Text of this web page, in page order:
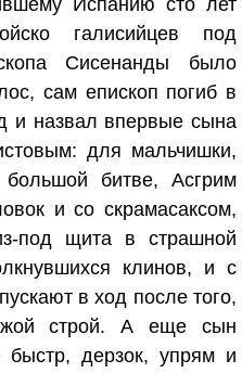
Испанию сто лет
галисийцев под
Сисенанды было
сам епископ погиб в
и назвал впервые сына
для мальчишки,
битве, Асгрим
и со скрамасаксом,
под щита в страшной
клинов, и с
в ход после того,
строй. А еще сын
быстр, дерзок, упрям и